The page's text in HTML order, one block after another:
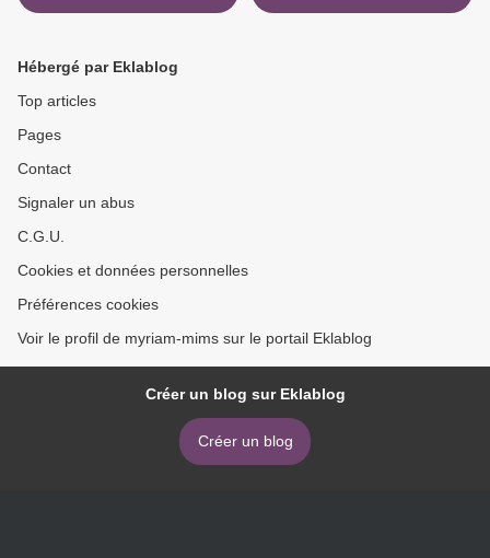
Hébergé par Eklablog
Top articles
Pages
Contact
Signaler un abus
C.G.U.
Cookies et données personnelles
Préférences cookies
Voir le profil de myriam-mims sur le portail Eklablog
Créer un blog sur Eklablog
Créer un blog